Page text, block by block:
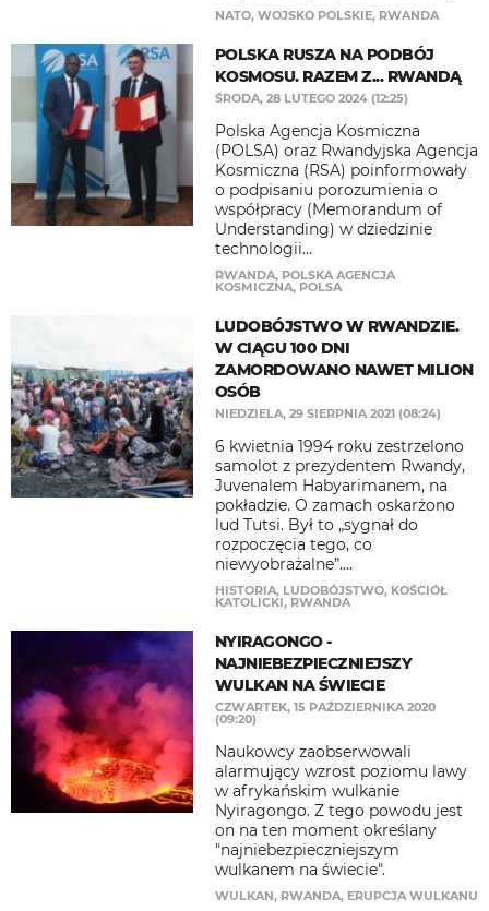
NATO, WOJSKO POLSKIE, RWANDA
POLSKA RUSZA NA PODBÓJ
KOSMOSU. RAZEM Z... RWANDĄ
ŚRODA, 28 LUTEGO 2024 (12:25)
Polska Agencja Kosmiczna
(POLSA) oraz Rwandyjska Agencja
Kosmiczna (RSA) poinformowały
o podpisaniu porozumienia o
współpracy (Memorandum of
Understanding) w dziedzinie
technologii...
RWANDA, POLSKA AGENCJA
KOSMICZNA, POLSA
LUDOBÓJSTWO W RWANDZIE.
W CIĄGU 100 DNI
ZAMORDOWANO NAWET MILION
OSÓB
NIEDZIELA, 29 SIERPNIA 2021 (08:24)
6 kwietnia 1994 roku zestrzelono
samolot z prezydentem Rwandy,
Juvenalem Habyarimanem, na
pokładzie. O zamach oskarżono
lud Tutsi. Był to „sygnał do
rozpoczęcia tego, co
niewyobrażalne”....
HISTORIA, LUDOBÓJSTWO, KOŚCIÓŁ
KATOLICKI, RWANDA
NYIRAGONGO -
NAJNIEBEZPIECZNIEJSZY
WULKAN NA ŚWIECIE
CZWARTEK, 15 PAŹDZIERNIKA 2020
(09:20)
Naukowcy zaobserwowali
alarmujący wzrost poziomu lawy
w afrykańskim wulkanie
Nyiragongo. Z tego powodu jest
on na ten moment określany
"najniebezpieczniejszym
wulkanem na świecie".
WULKAN, RWANDA, ERUPCJA WULKANU